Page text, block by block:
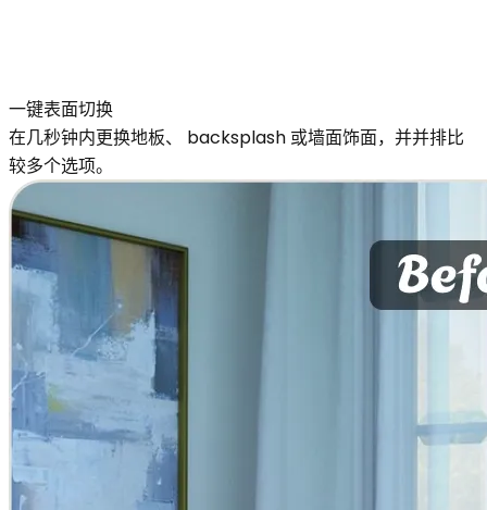
一键表面切换
在几秒钟内更换地板、 backsplash 或墙面饰面，并并排比
较多个选项。